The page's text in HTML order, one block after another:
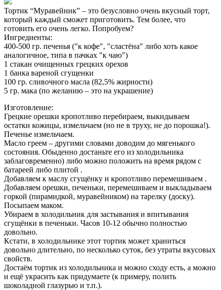
Тортик “Муравейник” – это безусловно очень вкусный торт,
который каждый сможет приготовить. Тем более, что
готовить его очень легко. Попробуем?
Ингредиенты:
400-500 гр. печенья ("к кофе", "сластёна" либо хоть какое
аналогичное, типа в пачках "к чаю")
1 стакан очищенных грецких орехов
1 банка вареной сгущенки
100 гр. сливочного масла (82,5% жирности)
5 гр. мака (по желанию – это на украшение)
Изготовление:
Грецкие орешки кропотливо перебираем, выкидываем
остатки кожицы, измельчаем (но не в труху, не до порошка!).
Печенье измельчаем.
Масло греем – другими словами доводим до мягенького
состояния. Обыденно достаньте его из холодильника
заблаговременно) либо можно положить на время рядом с
батареей либо плитой .
Добавляем к маслу сгущёнку и кропотливо перемешиваем .
Добавляем орешки, печеньки, перемешиваем и выкладываем
горкой (пирамидкой, муравейником) на тарелку (доску).
Посыпаем маком.
Убираем в холодильник для застывания и впитывания
сгущёнки в печеньки. Часов 10-12 обычно полностью
довольно.
Кстати, в холодильнике этот тортик может храниться
довольно длительно, по несколько суток, без утраты вкусовых
свойств.
Достаём тортик из холодильника и можно сходу есть, а можно
и ещё украсить как придумаете (к примеру, полить
шоколадной глазурью и т.п.).